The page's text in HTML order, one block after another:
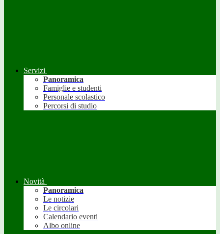
Servizi
Panoramica
Famiglie e studenti
Personale scolastico
Percorsi di studio
Novità
Panoramica
Le notizie
Le circolari
Calendario eventi
Albo online